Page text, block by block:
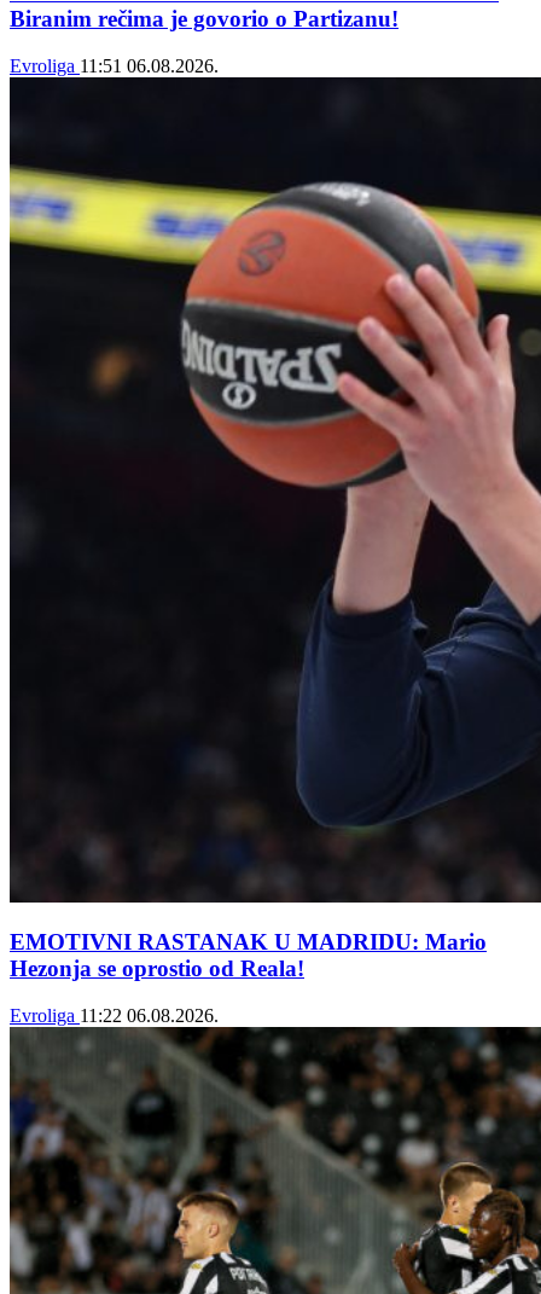
Biranim rečima je govorio o Partizanu!
Evroliga 11:51 06.08.2026.
EMOTIVNI RASTANAK U MADRIDU: Mario
Hezonja se oprostio od Reala!
Evroliga 11:22 06.08.2026.